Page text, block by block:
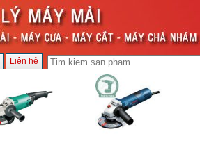
Liên hệ